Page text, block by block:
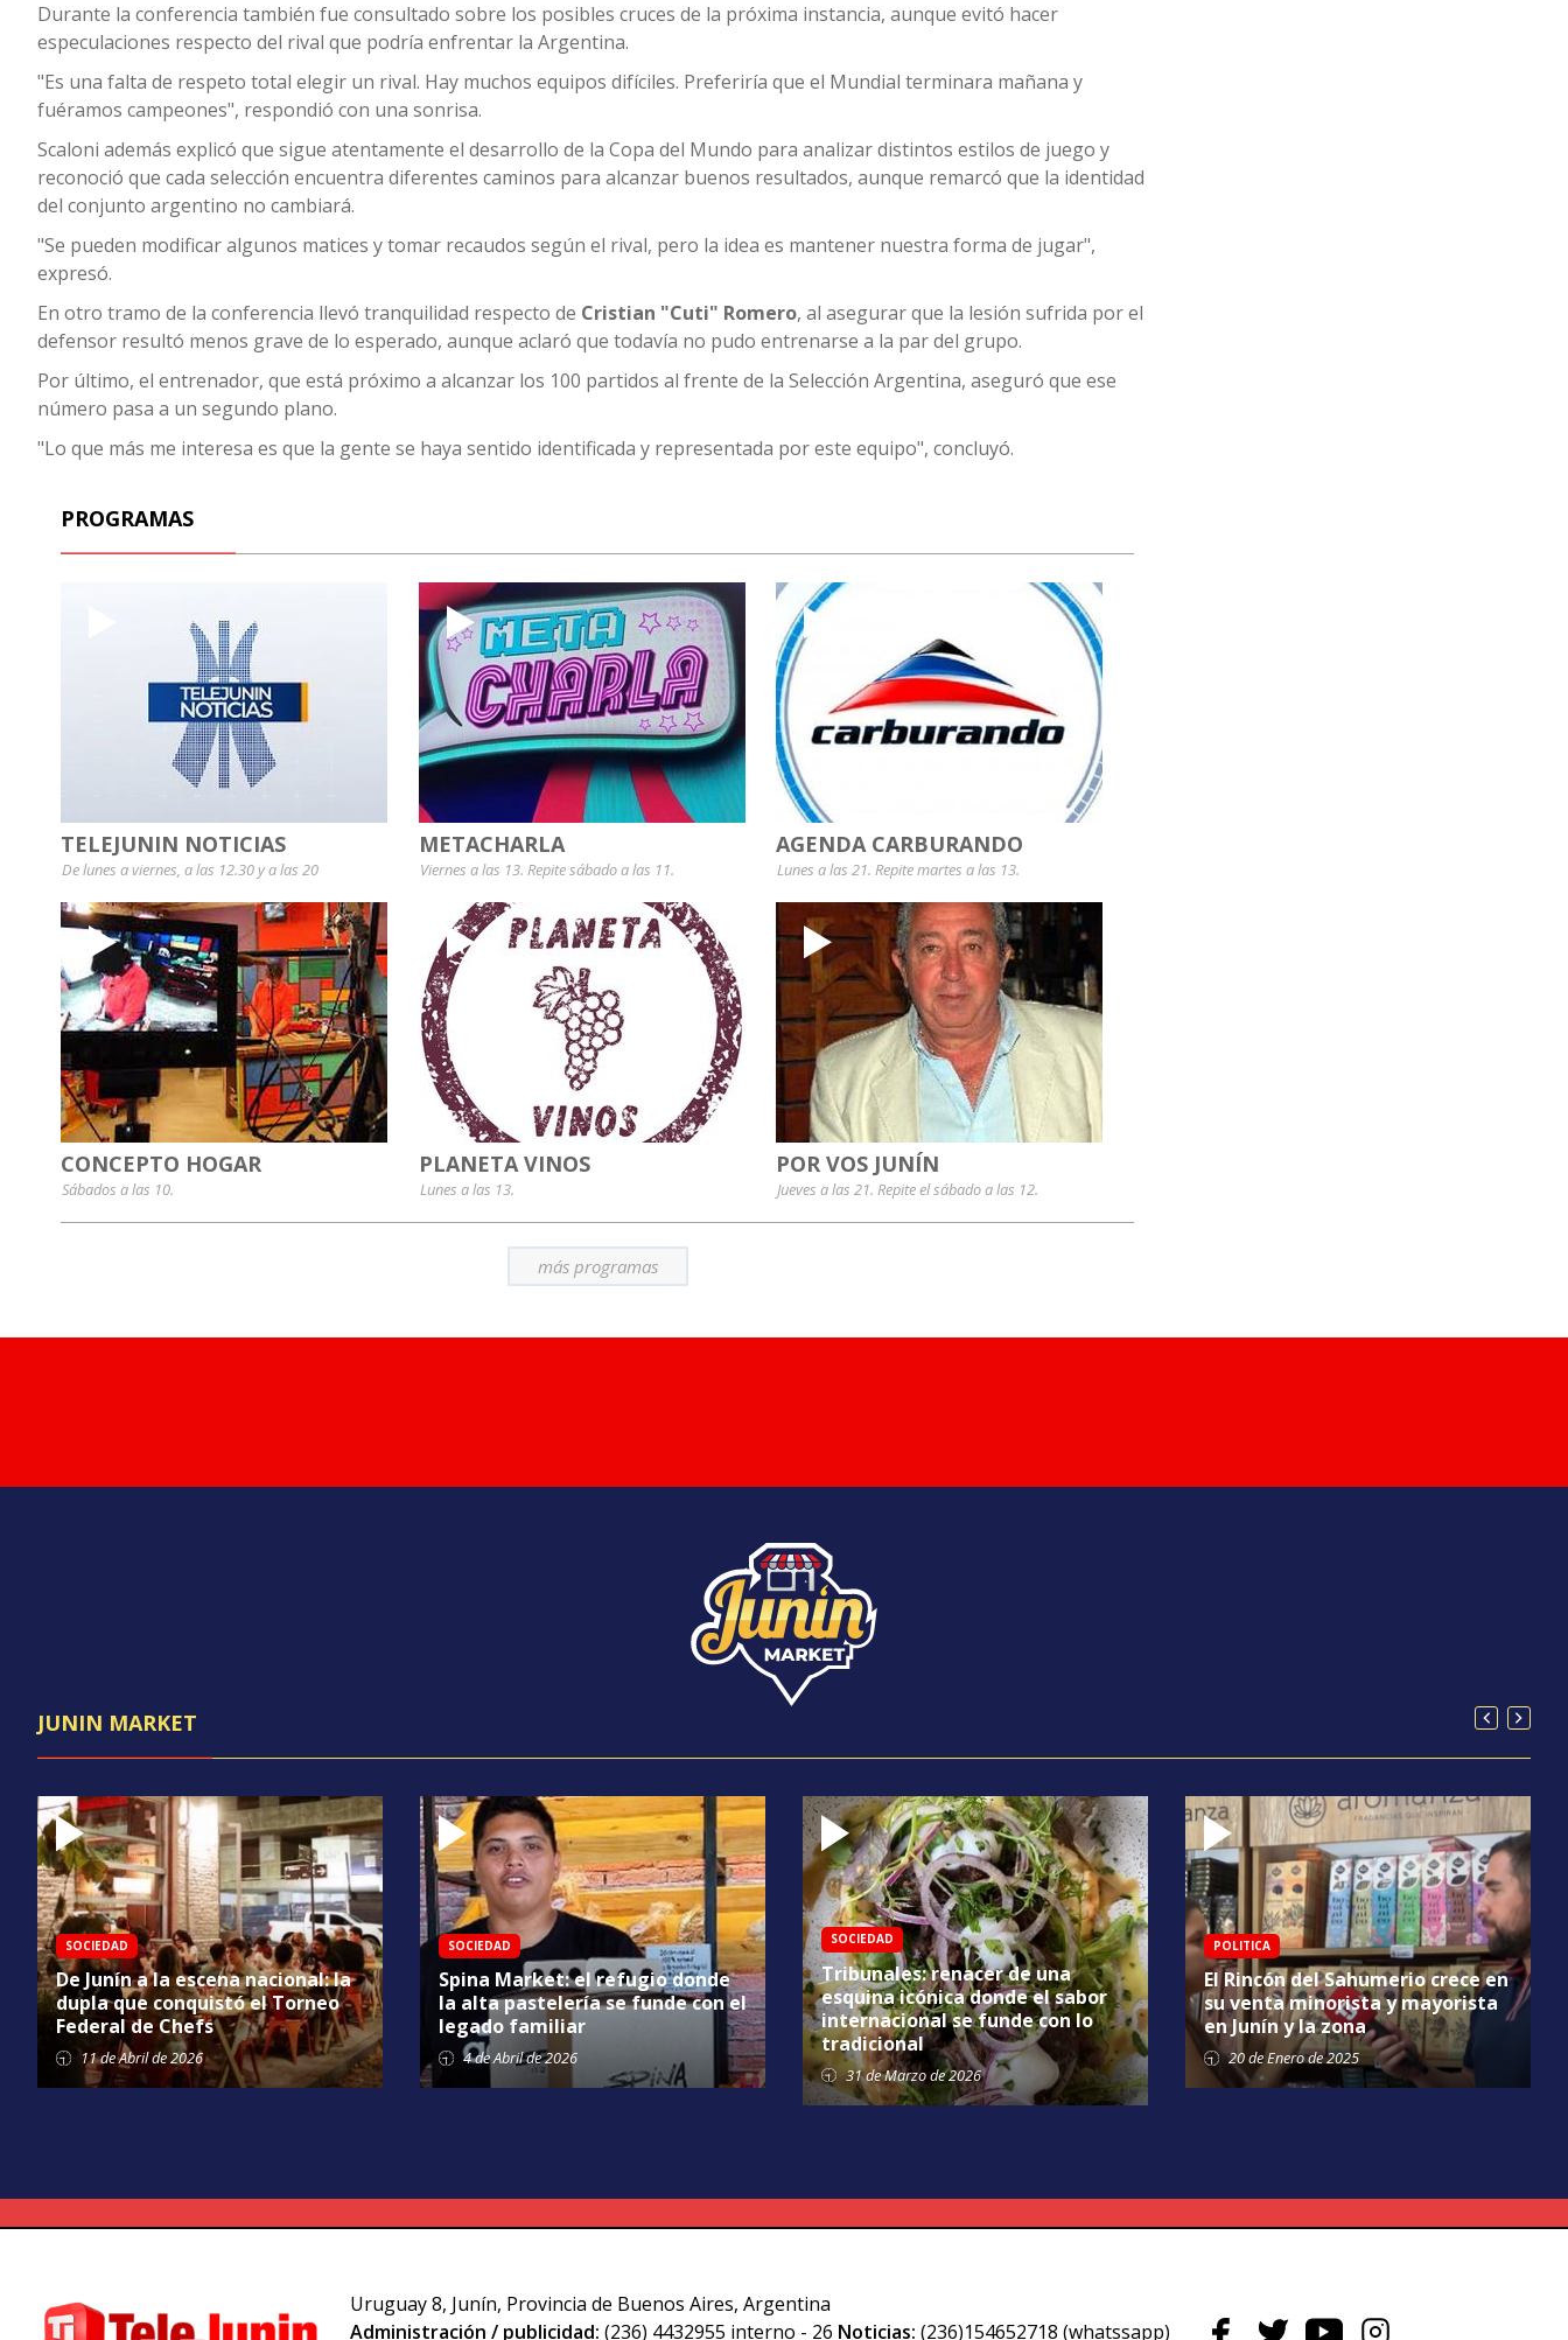
Durante la conferencia también fue consultado sobre los posibles cruces de la próxima instancia, aunque evitó hacer
especulaciones respecto del rival que podría enfrentar la Argentina.
"Es una falta de respeto total elegir un rival. Hay muchos equipos difíciles. Preferiría que el Mundial terminara mañana y
fuéramos campeones", respondió con una sonrisa.
Scaloni además explicó que sigue atentamente el desarrollo de la Copa del Mundo para analizar distintos estilos de juego y
reconoció que cada selección encuentra diferentes caminos para alcanzar buenos resultados, aunque remarcó que la identidad
del conjunto argentino no cambiará.
"Se pueden modificar algunos matices y tomar recaudos según el rival, pero la idea es mantener nuestra forma de jugar",
expresó.
En otro tramo de la conferencia llevó tranquilidad respecto de Cristian "Cuti" Romero, al asegurar que la lesión sufrida por el
defensor resultó menos grave de lo esperado, aunque aclaró que todavía no pudo entrenarse a la par del grupo.
Por último, el entrenador, que está próximo a alcanzar los 100 partidos al frente de la Selección Argentina, aseguró que ese
número pasa a un segundo plano.
"Lo que más me interesa es que la gente se haya sentido identificada y representada por este equipo", concluyó.
PROGRAMAS
TELEJUNIN NOTICIAS
De lunes a viernes, a las 12.30 y a las 20
METACHARLA
Viernes a las 13. Repite sábado a las 11.
AGENDA CARBURANDO
Lunes a las 21. Repite martes a las 13.
CONCEPTO HOGAR
Sábados a las 10.
PLANETA VINOS
Lunes a las 13.
POR VOS JUNÍN
Jueves a las 21. Repite el sábado a las 12.
más programas
JUNIN MARKET
SOCIEDAD
De Junín a la escena nacional: la
dupla que conquistó el Torneo
Federal de Chefs
11 deAbrilde 2026
SOCIEDAD
Spina Market: el refugio donde
la alta pastelería se funde con el
legado familiar
4 deAbrilde 2026
SOCIEDAD
Tribunales: renacer de una
esquina icónica donde el sabor
internacional se funde con lo
tradicional
31 deMarzode 2026
POLITICA
El Rincón del Sahumerio crece en
su venta minorista y mayorista
en Junín y la zona
20 deEnerode 2025
Uruguay 8, Junín, Provincia de Buenos Aires, Argentina
Administración / publicidad: (236) 4432955 interno - 26 Noticias: (236)154652718 (whatssapp)